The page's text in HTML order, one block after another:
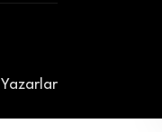
Yazarlar